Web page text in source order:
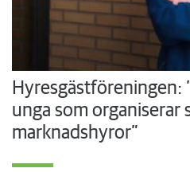
Hyresgästföreningen:
unga som organiserar
marknadshyror”